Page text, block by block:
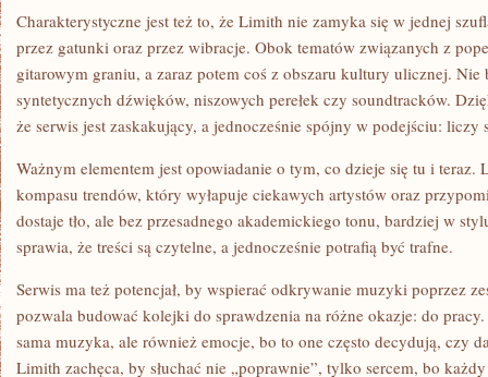
Charakterystyczne jest też to, że Limith nie zamyka się w jednej
przez gatunki oraz przez wibracje. Obok tematów związanych z
gitarowym graniu, a zaraz potem coś z obszaru kultury ulicznej.
syntetycznych dźwięków, niszowych perełek czy soundtracków.
że serwis jest zaskakujący, a jednocześnie spójny w podejściu: liczy
Ważnym elementem jest opowiadanie o tym, co dzieje się tu i teraz.
kompasu trendów, który wyłapuje ciekawych artystów oraz
dostaje tło, ale bez przesadnego akademickiego tonu, bardziej w
sprawia, że treści są czytelne, a jednocześnie potrafią być trafne.
Serwis ma też potencjał, by wspierać odkrywanie muzyki poprzez
pozwala budować kolejki do sprawdzenia na różne okazje: do
sama muzyka, ale również emocje, bo to one często decydują, czy
Limith zachęca, by słuchać nie „poprawnie”, tylko sercem, bo każdy